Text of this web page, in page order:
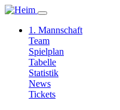
1. Mannschaft
Team
Spielplan
Tabelle
Statistik
News
Tickets